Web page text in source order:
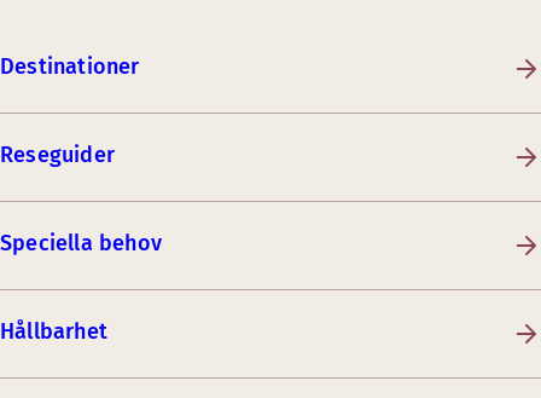
Destinationer
Reseguider
Speciella behov
Hållbarhet